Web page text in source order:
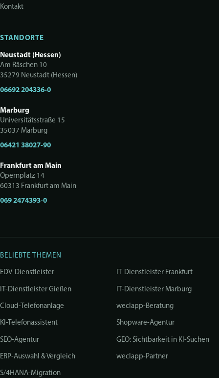
Kontakt
STANDORTE
Neustadt (Hessen)
Am Räschen 10
35279 Neustadt (Hessen)
06692 204336-0
Marburg
Universitätsstraße 15
35037 Marburg
06421 38027-90
Frankfurt am Main
Opernplatz 14
60313 Frankfurt am Main
069 2474393-0
BELIEBTE THEMEN
EDV-Dienstleister
IT-Dienstleister Frankfurt
IT-Dienstleister Gießen
IT-Dienstleister Marburg
Cloud-Telefonanlage
weclapp-Beratung
KI-Telefonassistent
Shopware-Agentur
SEO-Agentur
GEO: Sichtbarkeit in KI-Suchen
ERP-Auswahl & Vergleich
weclapp-Partner
S/4HANA-Migration